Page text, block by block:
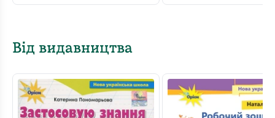
Від видавництва